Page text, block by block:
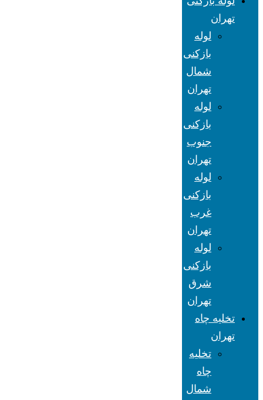
تهران
لوله
بازکنی
شمال
تهران
لوله
بازکنی
جنوب
تهران
لوله
بازکنی
غرب
تهران
لوله
بازکنی
شرق
تهران
تخلیه چاه
تهران
تخلیه
چاه
شمال